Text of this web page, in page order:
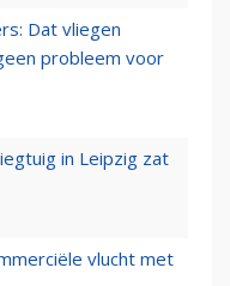
Dat vliegen
probleem voor
in Leipzig zat
vlucht met